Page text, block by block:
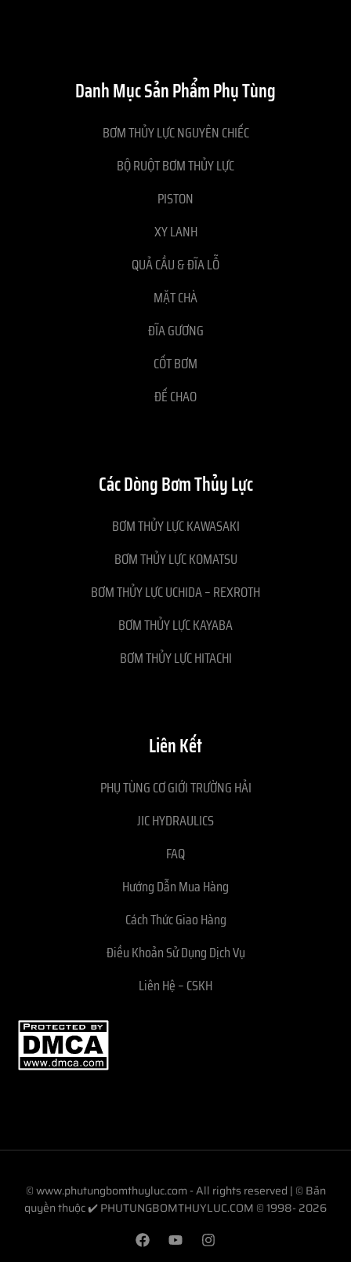
Danh Mục Sản Phẩm Phụ Tùng
BƠM THỦY LỰC NGUYÊN CHIẾC
BỘ RUỘT BƠM THỦY LỰC
PISTON
XY LANH
QUẢ CẦU & ĐĨA LỖ
MẶT CHÀ
ĐĨA GƯƠNG
CỐT BƠM
ĐẾ CHAO
Các Dòng Bơm Thủy Lực
BƠM THỦY LỰC KAWASAKI
BƠM THỦY LỰC KOMATSU
BƠM THỦY LỰC UCHIDA – REXROTH
BƠM THỦY LỰC KAYABA
BƠM THỦY LỰC HITACHI
Liên Kết
PHỤ TÙNG CƠ GIỚI TRƯỜNG HẢI
JIC HYDRAULICS
FAQ
Hướng Dẫn Mua Hàng
Cách Thức Giao Hàng
Điều Khoản Sử Dụng Dịch Vụ
Liên Hệ – CSKH
© www.phutungbomthuyluc.com - All rights reserved | © Bản
quyền thuộc ✔️ PHUTUNGBOMTHUYLUC.COM © 1998- 2026